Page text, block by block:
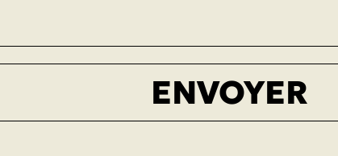
ENVOYER